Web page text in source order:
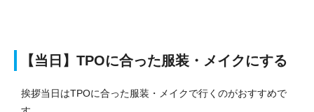
【当日】TPOに合った服装・メイクにする
挨拶当日はTPOに合った服装・メイクで行くのがおすすめで